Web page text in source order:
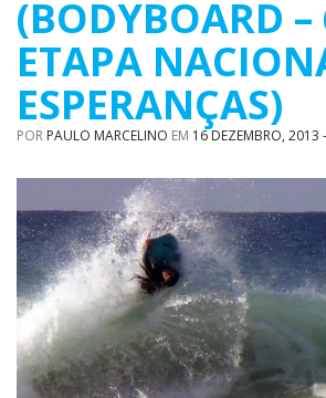
(BODYBOARD –
ETAPA
ESPERANÇAS)
POR PAULO MARCELINO EM 16 DEZEMBRO, 2013